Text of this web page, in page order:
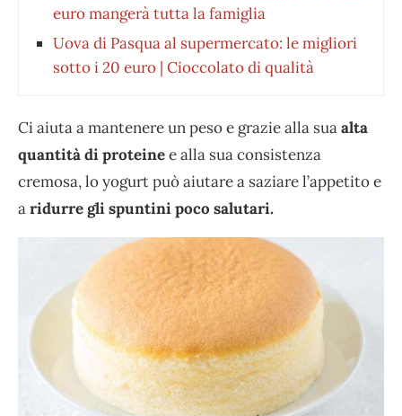
euro mangerà tutta la famiglia
Uova di Pasqua al supermercato: le migliori
sotto i 20 euro | Cioccolato di qualità
Ci aiuta a mantenere un peso e grazie alla suaalta
quantità di proteinee alla sua consistenza
cremosa, lo yogurt può aiutare a saziare l’appetito e
aridurre gli spuntini poco salutari.